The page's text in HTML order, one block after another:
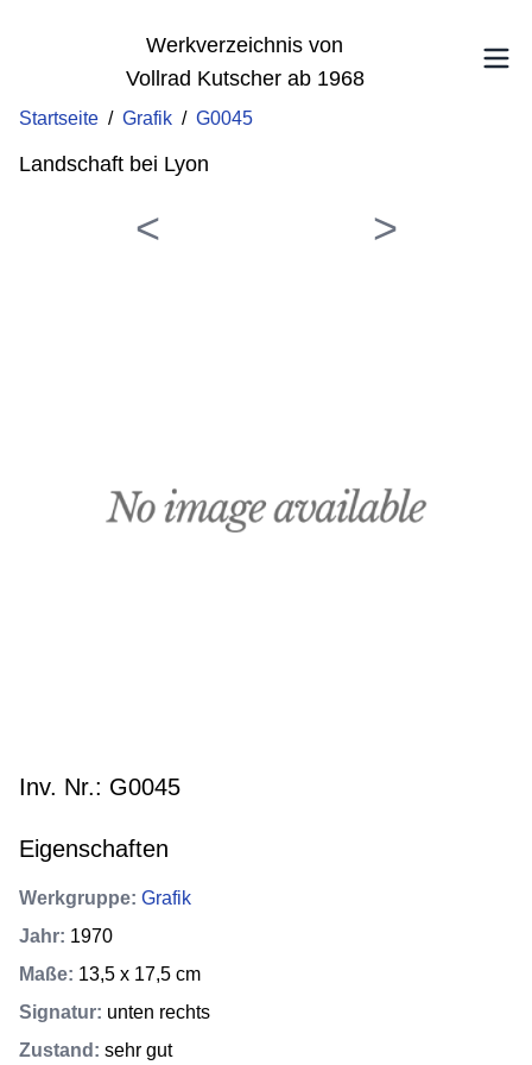
Werkverzeichnis von
Vollrad Kutscher ab 1968
Startseite / Grafik / G0045
Landschaft bei Lyon
Inv. Nr.: G0045
Eigenschaften
Werkgruppe: Grafik
Jahr: 1970
Maße: 13,5 x 17,5 cm
Signatur: unten rechts
Zustand : sehr gut
< >